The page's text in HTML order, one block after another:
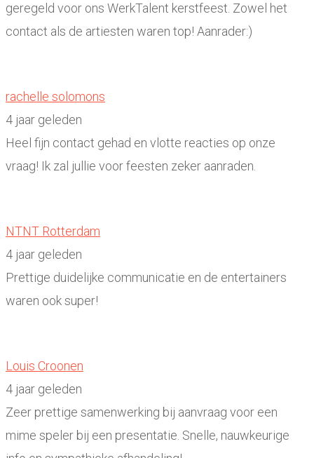
geregeld voor ons WerkTalent kerstfeest. Zowel het
contact als de artiesten waren top! Aanrader:)
rachelle solomons
4 jaar geleden
Heel fijn contact gehad en vlotte reacties op onze
vraag! Ik zal jullie voor feesten zeker aanraden.
NTNT Rotterdam
4 jaar geleden
Prettige duidelijke communicatie en de entertainers
waren ook super!
Louis Croonen
4 jaar geleden
Zeer prettige samenwerking bij aanvraag voor een
mime speler bij een presentatie. Snelle, nauwkeurige